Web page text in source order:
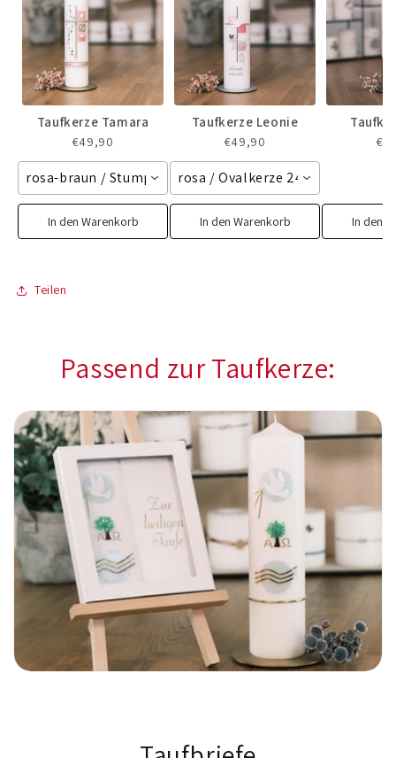
Taufkerze Tamara
€49,90
rosa-braun / Stumpenkerze 250/60 mm
In den Warenkorb
Taufkerze Leonie
€49,90
rosa / Ovalkerze 240/65 mm
In den Warenkorb In den
Teilen
Passend zur Taufkerze: